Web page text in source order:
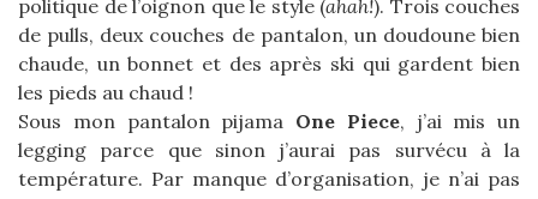
politique de l’oignon que le style (ahah!). Trois couches
de pulls, deux couches de pantalon, un doudoune bien
chaude, un bonnet et des après ski qui gardent bien
les pieds au chaud !
Sous mon pantalon pijama One Piece, j’ai mis un
legging parce que sinon j’aurai pas survécu à la
température. Par manque d’organisation, je n’ai pas